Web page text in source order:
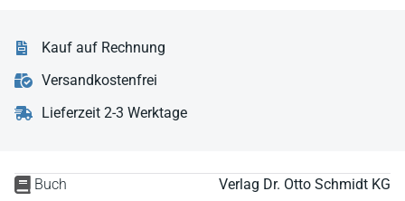
Buch Verlag Dr. Otto Schmidt KG
Kauf auf Rechnung
Versandkostenfrei
Lieferzeit 2-3 Werktage